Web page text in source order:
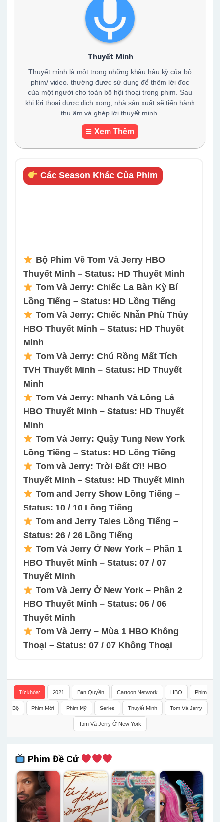
Thuyết Minh
Thuyết minh là một trong những khâu hậu kỳ của bộ
phim/ video, thường được sử dụng để thêm lời đọc
của một người cho toàn bộ hội thoại trong phim. Sau
khi lời thoại được dịch xong, nhà sản xuất sẽ tiến hành
thu âm và ghép lời thuyết minh.
Xem Thêm
Các Season Khác Của Phim
Bộ Phim Về Tom Và Jerry HBO
Thuyết Minh – Status: HD Thuyết Minh
Tom Và Jerry: Chiếc La Bàn Kỳ Bí
Lồng Tiếng – Status: HD Lồng Tiếng
Tom Và Jerry: Chiếc Nhẫn Phù Thủy
HBO Thuyết Minh – Status: HD Thuyết
Minh
Tom Và Jerry: Chú Rồng Mất Tích
TVH Thuyết Minh – Status: HD Thuyết
Minh
Tom Và Jerry: Nhanh Và Lông Lá
HBO Thuyết Minh – Status: HD Thuyết
Minh
Tom Và Jerry: Quậy Tung New York
Lồng Tiếng – Status: HD Lồng Tiếng
Tom và Jerry: Trời Đất Ơi! HBO
Thuyết Minh – Status: HD Thuyết Minh
Tom and Jerry Show Lồng Tiếng –
Status: 10 / 10 Lồng Tiếng
Tom and Jerry Tales Lồng Tiếng –
Status: 26 / 26 Lồng Tiếng
Tom Và Jerry Ở New York – Phần 1
HBO Thuyết Minh – Status: 07 / 07
Thuyết Minh
Tom Và Jerry Ở New York – Phần 2
HBO Thuyết Minh – Status: 06 / 06
Thuyết Minh
Tom Và Jerry – Mùa 1 HBO Không
Thoại – Status: 07 / 07 Không Thoại
Từ khóa: 2021 Bản Quyền Cartoon Network HBO Phim
Bộ Phim Mới Phim Mỹ Series Thuyết Minh Tom Và Jerry
Tom Và Jerry Ở New York
Phim Đề Cử